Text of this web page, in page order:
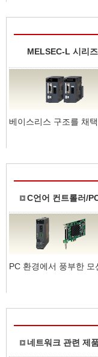
MELSEC-L 시리즈
베이스리스 구조를 채
C언어 컨트롤러/
PC 환경에서 풍부한 모
네트워크 관련 제